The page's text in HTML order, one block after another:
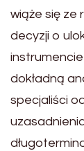
wiąże się ze
decyzji o
dokładną
specjaliści